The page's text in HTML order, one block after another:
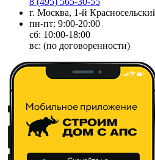
г. Москва, 1-й
пн-пт: 9:00-20:00
сб: 10:00-18:00
вс: (по договоренности)